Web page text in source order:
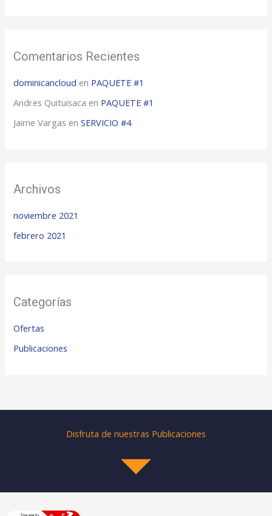
Comentarios Recientes
dominicancloud en PAQUETE #1
Andres Quituisaca en PAQUETE #1
Jaime Vargas enSERVICIO #4
Archivos
noviembre 2021
febrero 2021
Categorías
Ofertas
Publicaciones
Disfruta de nuestras Publicaciones